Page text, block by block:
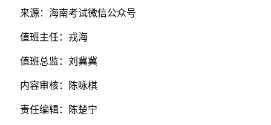
来源：海南考试微信公众号
值班主任：戎海
值班总监：刘冀冀
内容审核：陈咏棋
责任编辑：陈楚宁